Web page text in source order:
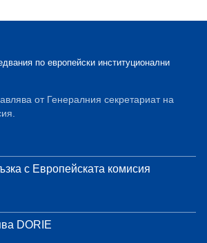
по европейски институционални
от Генералния секретариат на
с Европейската комисия
DORIE